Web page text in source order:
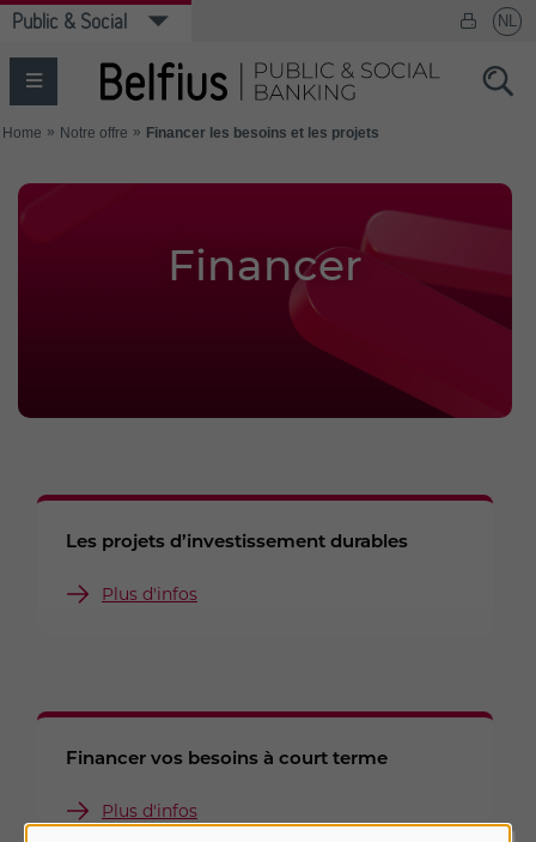
Financer
Les projets d’investissement durables
Plus d'infos
Financer vos besoins à court terme
Plus d'infos